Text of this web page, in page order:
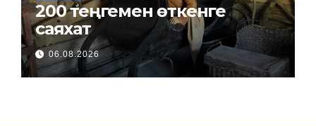
200 теңгемен өткенге
саяхат
06.08.2026